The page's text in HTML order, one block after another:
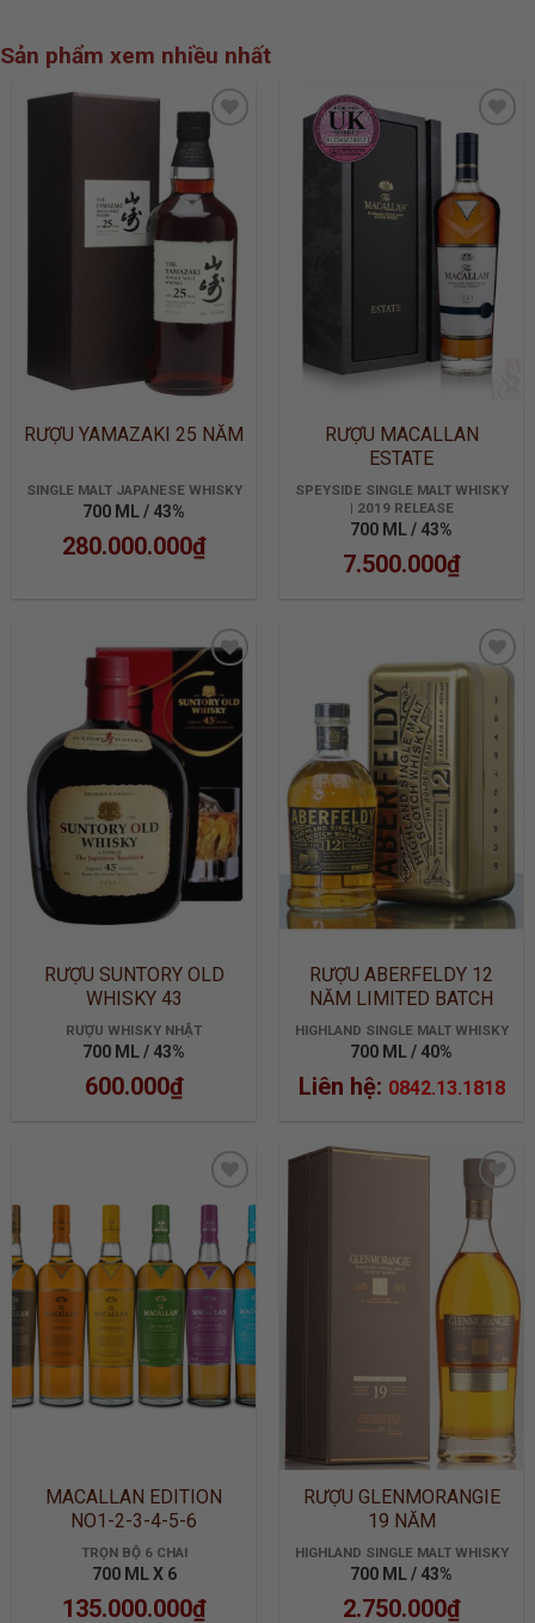
Sản phẩm xem nhiều nhất
ADD TO
WISHLIST
RƯỢU YAMAZAKI 25 NĂM
SINGLE MALT JAPANESE WHISKY
700 ML / 43%
280.000.000₫
ADD TO
WISHLIST
RƯỢU MACALLAN
ESTATE
SPEYSIDE SINGLE MALT WHISKY
| 2019 RELEASE
700 ML / 43%
7.500.000₫
ADD TO
WISHLIST
RƯỢU SUNTORY OLD
WHISKY 43
RƯỢU WHISKY NHẬT
700 ML / 43%
600.000₫
ADD TO
WISHLIST
RƯỢU ABERFELDY 12
NĂM LIMITED BATCH
2905
HIGHLAND SINGLE MALT WHISKY
700 ML / 40%
Liên hệ: 0842.13.1818
ADD TO
WISHLIST
MACALLAN EDITION
NO1-2-3-4-5-6
TRỌN BỘ 6 CHAI
700 ML X 6
135.000.000₫
ADD TO
WISHLIST
RƯỢU GLENMORANGIE
19 NĂM
HIGHLAND SINGLE MALT WHISKY
700 ML / 43%
2.750.000₫